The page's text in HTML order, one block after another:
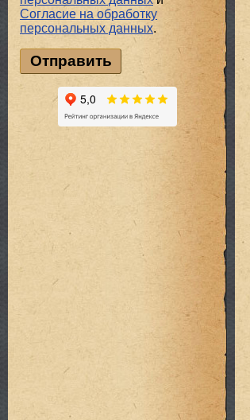
Cогласие на обработку
персональных данных.